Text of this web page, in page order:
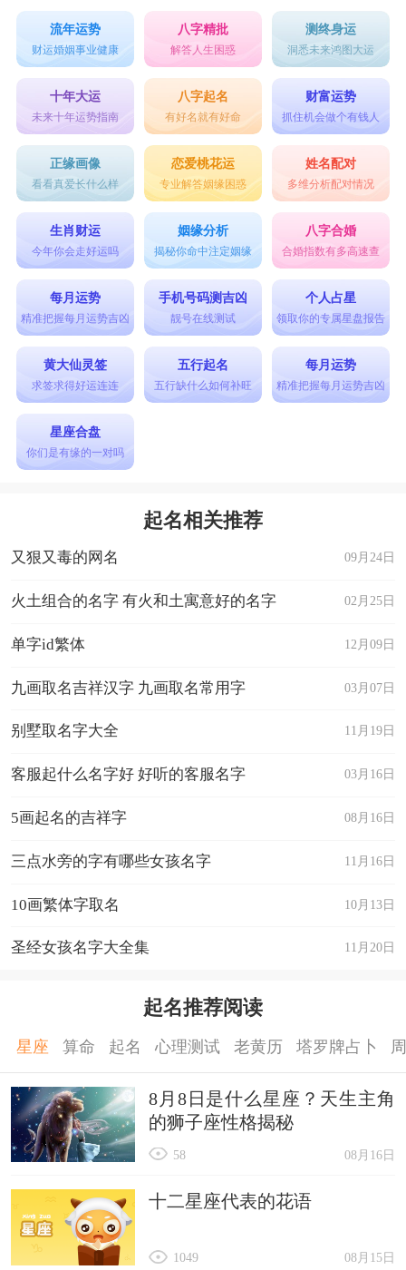
流年运势
财运婚姻事业健康
八字精批
解答人生困惑
测终身运
洞悉未来鸿图大运
十年大运
未来十年运势指南
八字起名
有好名就有好命
财富运势
抓住机会做个有钱人
正缘画像
看看真爱长什么样
恋爱桃花运
专业解答姻缘困惑
姓名配对
多维分析配对情况
生肖财运
今年你会走好运吗
姻缘分析
揭秘你命中注定姻缘
八字合婚
合婚指数有多高速查
每月运势
精准把握每月运势吉凶
手机号码测吉凶
靓号在线测试
个人占星
领取你的专属星盘报告
黄大仙灵签
求签求得好运连连
五行起名
五行缺什么如何补旺
每月运势
精准把握每月运势吉凶
星座合盘
你们是有缘的一对吗
起名相关推荐
09月24日
又狠又毒的网名
02月25日
火土组合的名字 有火和土寓意好的名字
12月09日
单字id繁体
03月07日
九画取名吉祥汉字 九画取名常用字
11月19日
别墅取名字大全
03月16日
客服起什么名字好 好听的客服名字
08月16日
5画起名的吉祥字
11月16日
三点水旁的字有哪些女孩名字
10月13日
10画繁体字取名
11月20日
圣经女孩名字大全集
起名推荐阅读
星座 算命 起名 心理测试 老黄历 塔罗牌占卜
8月8日是什么星座？天生主角
的狮子座性格揭秘
08月16日
58
十二星座代表的花语
08月15日
1049